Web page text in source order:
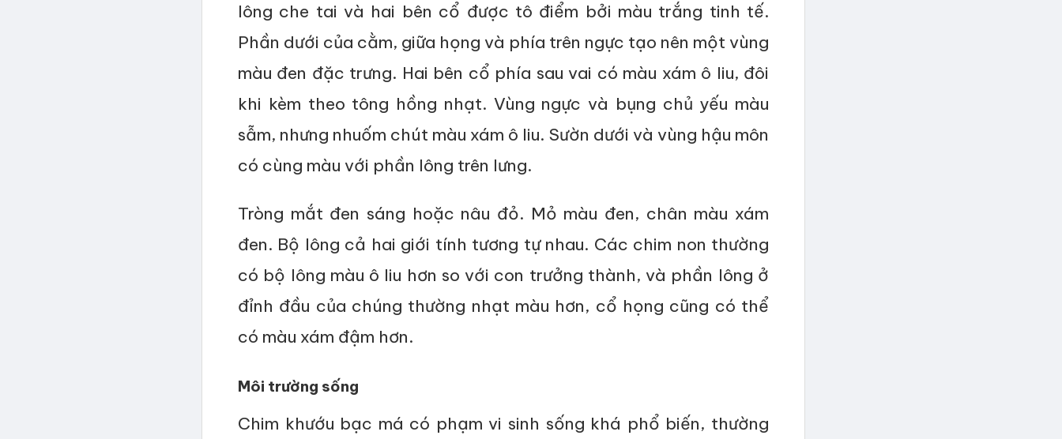
lông che tai và hai bên cổ được tô điểm bởi màu trắng tinh tế.
Phần dưới của cằm, giữa họng và phía trên ngực tạo nên một vùng
màu đen đặc trưng. Hai bên cổ phía sau vai có màu xám ô liu, đôi
khi kèm theo tông hồng nhạt. Vùng ngực và bụng chủ yếu màu
sẫm, nhưng nhuốm chút màu xám ô liu. Sườn dưới và vùng hậu môn
có cùng màu với phần lông trên lưng.
Tròng mắt đen sáng hoặc nâu đỏ. Mỏ màu đen, chân màu xám
đen. Bộ lông cả hai giới tính tương tự nhau. Các chim non thường
có bộ lông màu ô liu hơn so với con trưởng thành, và phần lông ở
đỉnh đầu của chúng thường nhạt màu hơn, cổ họng cũng có thể
có màu xám đậm hơn.
Môi trường sống
Chim khướu bạc má có phạm vi sinh sống khá phổ biến, thường